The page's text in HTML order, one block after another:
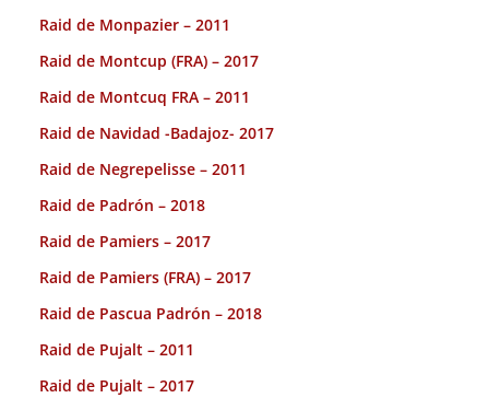
Raid de Monpazier – 2011
Raid de Montcup (FRA) – 2017
Raid de Montcuq FRA – 2011
Raid de Navidad -Badajoz- 2017
Raid de Negrepelisse – 2011
Raid de Padrón – 2018
Raid de Pamiers – 2017
Raid de Pamiers (FRA) – 2017
Raid de Pascua Padrón – 2018
Raid de Pujalt – 2011
Raid de Pujalt – 2017